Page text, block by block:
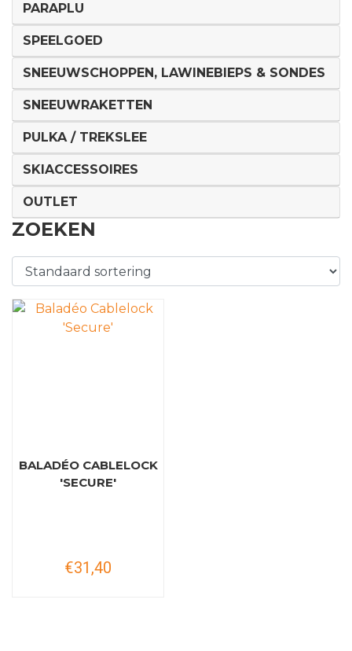
PARAPLU
SPEELGOED
SNEEUWSCHOPPEN, LAWINEBIEPS & SONDES
SNEEUWRAKETTEN
PULKA / TREKSLEE
SKIACCESSOIRES
OUTLET
ZOEKEN
BALADÉO CABLELOCK
'SECURE'
€31,40